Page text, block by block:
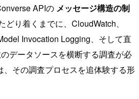
APIの メッセージ構造の制
どり着くまでに、CloudWatch、
Invocation Logging、そして直
データソースを横断する調査が必
、その調査プロセスを追体験する形